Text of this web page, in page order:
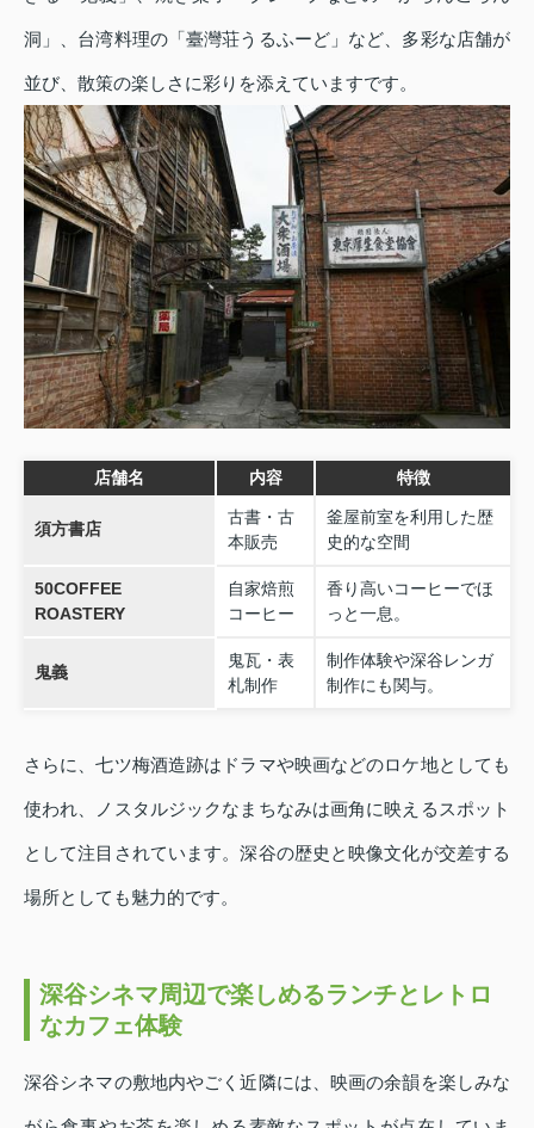
洞」、台湾料理の「臺灣荘うるふーど」など、多彩な店舗が
並び、散策の楽しさに彩りを添えていますです。
店舗名 内容 特徴
須方書店
古書・古
本販売
釜屋前室を利用した歴
史的な空間
50COFFEE
ROASTERY
自家焙煎
コーヒー
香り高いコーヒーでほ
っと一息。
鬼義
鬼瓦・表
札制作
制作体験や深谷レンガ
制作にも関与。
さらに、七ツ梅酒造跡はドラマや映画などのロケ地としても
使われ、ノスタルジックなまちなみは画角に映えるスポット
として注目されています。深谷の歴史と映像文化が交差する
場所としても魅力的です。
深谷シネマ周辺で楽しめるランチとレトロ
なカフェ体験
深谷シネマの敷地内やごく近隣には、映画の余韻を楽しみな